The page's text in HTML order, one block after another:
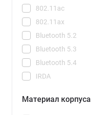
802.11ac
802.11ax
Bluetooth 5.2
Bluetooth 5.3
Bluetooth 5.4
IRDA
Материал корпуса